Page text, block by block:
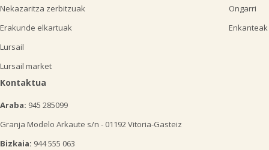
Nekazaritza zerbitzuak
Erakunde elkartuak
Lursail
Lursail market
Ongarri
Enkanteak
Kontaktua
Araba: 945 285099
Granja Modelo Arkaute s/n - 01192 Vitoria-Gasteiz
Bizkaia: 944 555 063